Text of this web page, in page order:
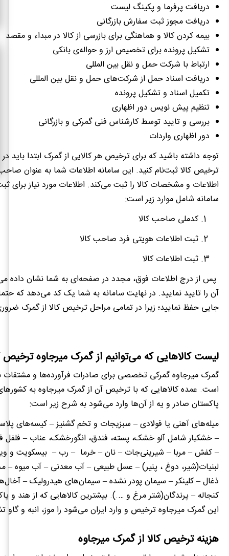
دریافت پرفرما و پکینگ لیست
دریافت مجوز ثبت سفارش بازرگانی
بیمه کردن کالا و هماهنگی برای بازرسی از کالا در مبداء و مقصد
تشکیل پرونده برای تخصیص ارز و حواله‌ی بانکی
ارتباط با شرکت حمل و نقل بین المللی
دریافت اسناد حمل از شرکت‌های حمل و نقل بین المللی
تکمیل اسناد و تشکیل پرونده
تنظیم پیش نویس دور اظهاری
بررسی و تایید توسط کارشناس فنی گمرکی و بازرگانی
دور اظهاری واردات
توجه داشته باشید که برای ترخیص هر کالایی از گمرک ابتدا باید
ترخیص کالا ثبت‌نام کنید. این سامانه اطلاعات شما به عنوان
اطلاعات و مشخصات کالا را ثبت می‌کند. اطلاعات مورد نیاز برای
سامانه شامل موارد زیر است:
کدملی صاحب کالا
ثبت اطلاعات هویتی فرد صاحب کالا
ثبت اطلاعات کالا
پس از درج اطلاعات فوق، مجدد در صفحه‌ای به شما نشان
آن را تایید نمایید. در نهایت سامانه به شما یک کد می‌دهد که
جایی حفظ نمایید؛ زیرا در تمامی مراحل ترخیص کالا از گمرک
لیست کالاهایی که می‌توانیم از گمرک میرجاوه ترخیص
گمرک میرجاوه گمرکی تخصصی برای صادرات فرآورده‌ها و مشتقات
است. عمده کالاهایی که با ترخیص آن از گمرک میرجاوه به
پاکستان صادر و یه از آن‌ها وارد می‌شود به شرح زیر است:
میله‌های آهنی یا فولادی – سبزیجات و تخم گشنیز – کیسه‌های
– خشکبار شامل آلو خشک، پسته، فندق، انگورخشک، عناب – فلفل
– کفش – مربا – شیرینی‌جات – نان – خرما – رب – بیسکویت و
لبنیات(شیر، دوغ ، پنیر) – عسل طبیعی – آب معدنی – آب میوه –
ذغال – کلینکر – سیمان پودر نشده – سیمان‌های هیدرولیک–
کنجاله – پرندگان(شتر مرغ و ….). بیشترین کالاهایی که از هند و
این گمرک میرجاوه ترخیص و وارد ایران می‌شود را موز، انبه و
هزینه ترخیص کالا از گمرک میرجاوه